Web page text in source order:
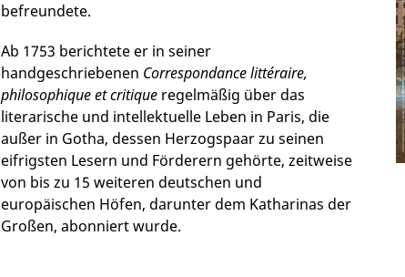
befreundete.
Ab 1753 berichtete er in seiner
handgeschriebenen Correspondance littéraire,
philosophique et critiqueregelmäßig über das
literarische und intellektuelle Leben in Paris, die
außer in Gotha, dessen Herzogspaar zu seinen
eifrigsten Lesern und Förderern gehörte, zeitweise
von bis zu 15 weiteren deutschen und
europäischen Höfen, darunter dem Katharinas der
Großen, abonniert wurde.